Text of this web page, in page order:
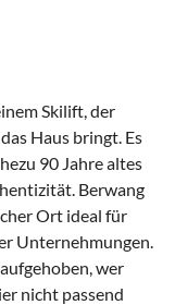
Skilift, der
Haus bringt. Es
90 Jahre altes
Berwang
Ort ideal für
Unternehmungen.
wer
nicht passend